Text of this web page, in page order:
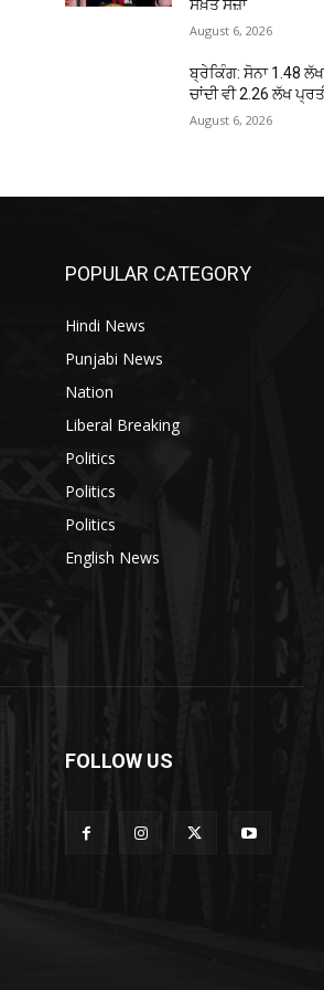
ਸਖ਼ਤ ਸਜ਼ਾ
August 6, 2026
ਬ੍ਰੇਕਿੰਗ: ਸੋਨਾ ₹1.48
ਚਾਂਦੀ ਵੀ ₹2.26 ਲੱਖ
August 6, 2026
POPULAR CATEGORY
Hindi News
Punjabi News
Nation
Liberal Breaking
Politics
Politics
Politics
English News
FOLLOW US